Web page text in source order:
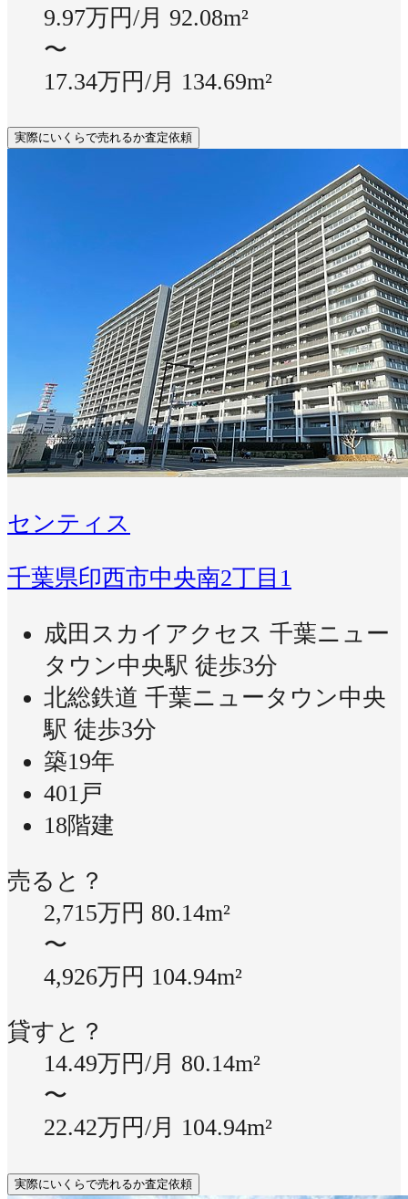
9.97万円/月 92.08m²
〜
17.34万円/月 134.69m²
実際にいくらで売れるか査定依頼
センティス
千葉県印西市中央南2丁目1
成田スカイアクセス 千葉ニュー
タウン中央駅 徒歩3分
北総鉄道 千葉ニュータウン中央
駅 徒歩3分
築19年
401戸
18階建
売ると？
2,715万円 80.14m²
〜
4,926万円 104.94m²
貸すと？
14.49万円/月 80.14m²
〜
22.42万円/月 104.94m²
実際にいくらで売れるか査定依頼